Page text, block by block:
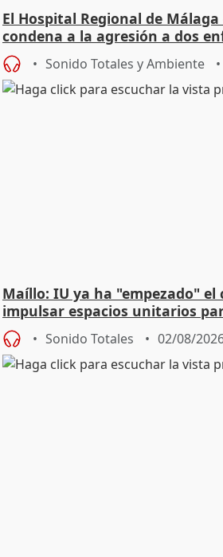
El Hospital Regional de
condena a la agresión a dos
Urgencias
Sonido Totales y Ambiente
Maíllo: IU ya ha "empezado" el
impulsar espacios unitarios
Sonido Totales 02/08/